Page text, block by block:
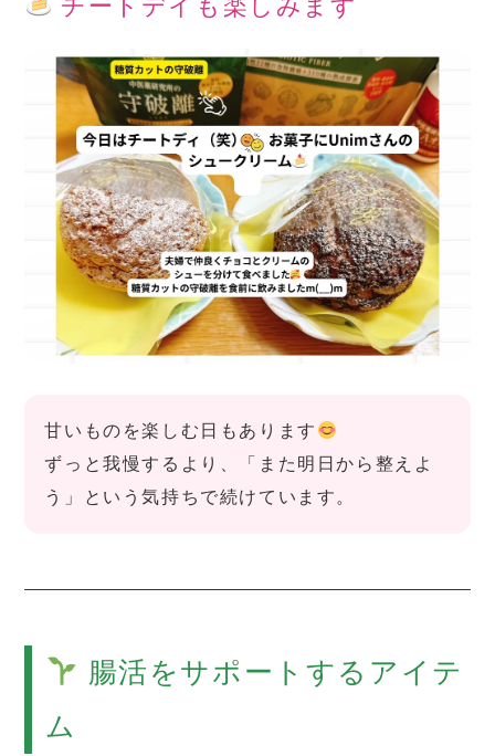
チートデイも楽しみます
甘いものを楽しむ日もあります
ずっと我慢するより、「また明日から整えよ
う」という気持ちで続けています。
腸活をサポートするアイテ
ム